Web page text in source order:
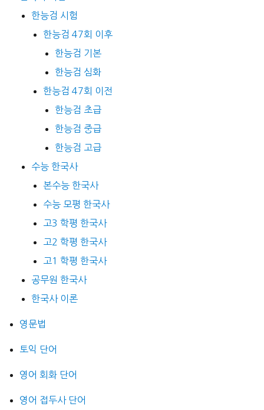
한능검 시험
한능검 47회 이후
한능검 기본
한능검 심화
한능검 47회 이전
한능검 초급
한능검 중급
한능검 고급
수능 한국사
본수능 한국사
수능 모평 한국사
고3 학평 한국사
고2 학평 한국사
고1 학평 한국사
공무원 한국사
한국사 이론
영문법
토익 단어
영어 회화 단어
영어 접두사 단어